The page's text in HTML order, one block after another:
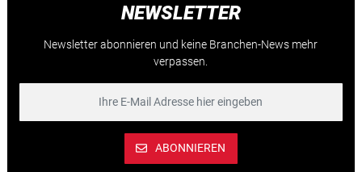
NEWSLETTER
Newsletter abonnieren und keine Branchen-News mehr
verpassen.
ABONNIEREN